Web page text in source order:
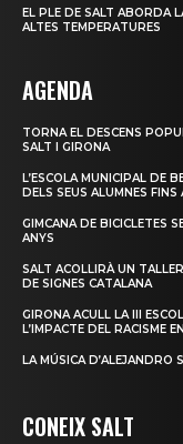
EL PLE DE SALT ABORDA
ALTES TEMPERATURES
AGENDA
TORNA EL DESCENS
SALT I GIRONA
L’ESCOLA MUNICIPAL DE
DELS SEUS ALUMNES FINS
GIMCANA DE BICICLETES
ANYS
SALT ACOLLIRÀ UN
DE SIGNES CATALANA
GIRONA ACULL LA III
L’IMPACTE DEL RACISME
LA MÚSICA D’ALEJANDRO
CONEIX SALT